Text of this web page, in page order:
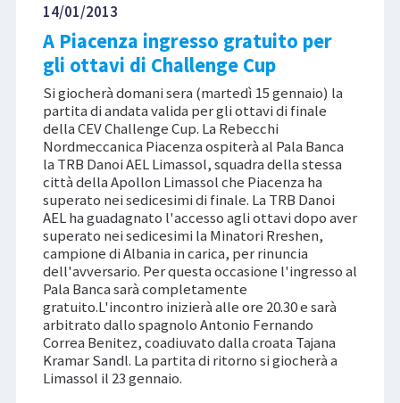
14/01/2013
A Piacenza ingresso gratuito per
gli ottavi di Challenge Cup
Si giocherà domani sera (martedì 15 gennaio) la
partita di andata valida per gli ottavi di finale
della CEV Challenge Cup. La Rebecchi
Nordmeccanica Piacenza ospiterà al Pala Banca
la TRB Danoi AEL Limassol, squadra della stessa
città della Apollon Limassol che Piacenza ha
superato nei sedicesimi di finale. La TRB Danoi
AEL ha guadagnato l'accesso agli ottavi dopo aver
superato nei sedicesimi la Minatori Rreshen,
campione di Albania in carica, per rinuncia
dell'avversario. Per questa occasione l'ingresso al
Pala Banca sarà completamente
gratuito.L'incontro inizierà alle ore 20.30 e sarà
arbitrato dallo spagnolo Antonio Fernando
Correa Benitez, coadiuvato dalla croata Tajana
Kramar Sandl. La partita di ritorno si giocherà a
Limassol il 23 gennaio.